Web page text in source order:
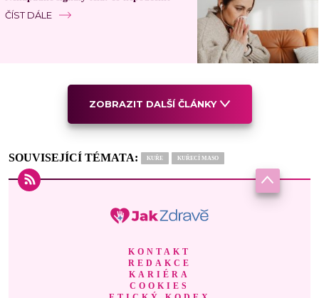
ČÍST DÁLE
ZOBRAZIT DALŠÍ ČLÁNKY
SOUVISEJÍCÍ TÉMATA: KUŘE KUŘECÍ MASO
KONTAKT
REDAKCE
KARIÉRA
COOKIES